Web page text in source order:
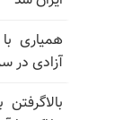
همیاری
آزادی در